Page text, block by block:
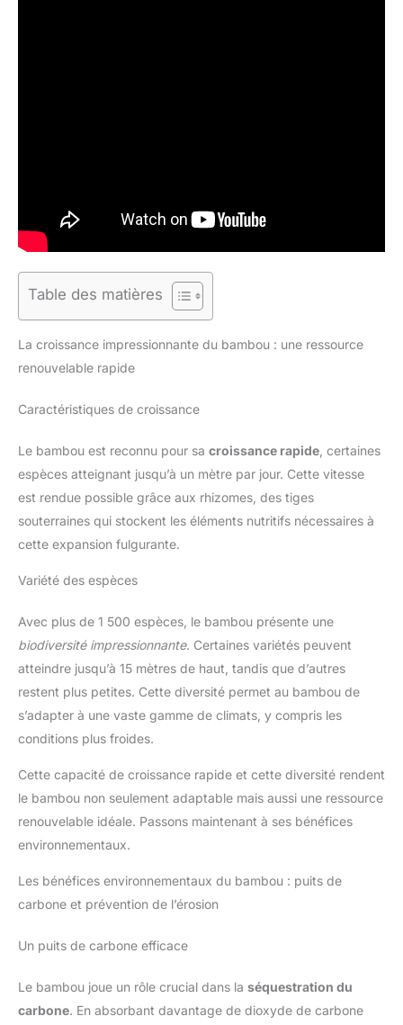
Table des matières
La croissance impressionnante du bambou : une ressource
renouvelable rapide
Caractéristiques de croissance
Le bambou est reconnu pour sa croissance rapide, certaines
espèces atteignant jusqu’à un mètre par jour. Cette vitesse
est rendue possible grâce aux rhizomes, des tiges
souterraines qui stockent les éléments nutritifs nécessaires à
cette expansion fulgurante.
Variété des espèces
Avec plus de 1 500 espèces, le bambou présente une
biodiversité impressionnante. Certaines variétés peuvent
atteindre jusqu’à 15 mètres de haut, tandis que d’autres
restent plus petites. Cette diversité permet au bambou de
s’adapter à une vaste gamme de climats, y compris les
conditions plus froides.
Cette capacité de croissance rapide et cette diversité rendent
le bambou non seulement adaptable mais aussi une ressource
renouvelable idéale. Passons maintenant à ses bénéfices
environnementaux.
Les bénéfices environnementaux du bambou : puits de
carbone et prévention de l’érosion
Un puits de carbone efficace
Le bambou joue un rôle crucial dans la séquestration du
carbone. En absorbant davantage de dioxyde de carbone